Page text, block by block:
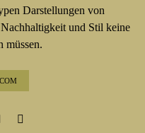
Darstellungen von
und Stil keine
müssen.